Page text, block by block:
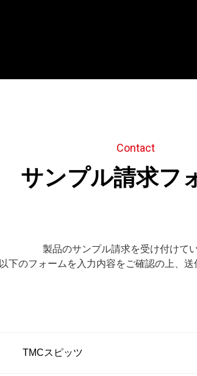
Contact
サンプル請求フ
製品のサンプル請求を受け付けてい
以下のフォームを入力内容をご確認の上、送